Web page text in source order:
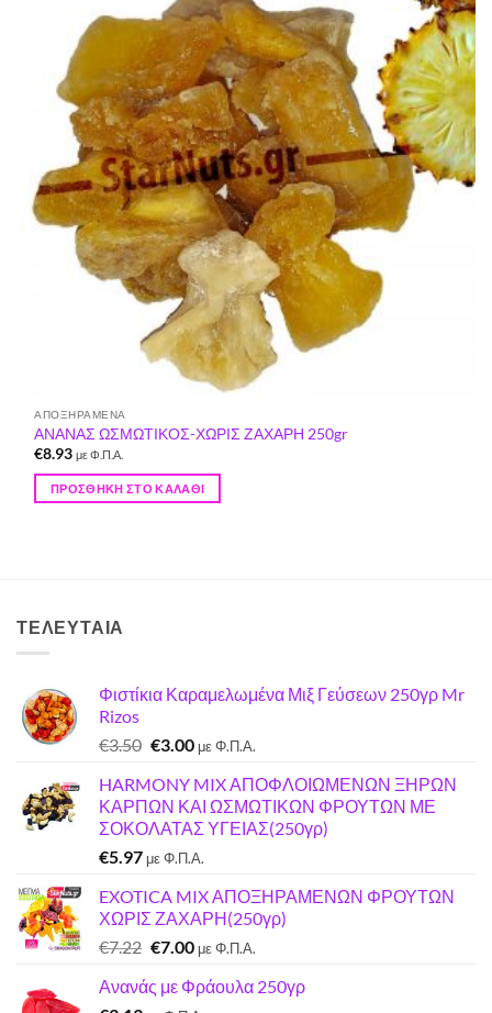
στη Λίστα
Επιθυμιών
ΑΠΟΞΗΡΑΜΈΝΑ
ΑΝΑΝΑΣ ΩΣΜΩΤΙΚΟΣ-ΧΩΡΙΣ ΖΑΧΑΡΗ 250gr
€8.93 με Φ.Π.Α.
ΠΡΟΣΘΉΚΗ ΣΤΟ ΚΑΛΆΘΙ
ΤΕΛΕΥΤΑΊΑ
Φιστίκια Καραμελωμένα Μιξ Γεύσεων 250γρ Mr
Rizos
€3.50 Original
was:
€3.50.
€3.00Η
τιμή
είναι:
€3.00.
με Φ.Π.Α.
HARMONY MIX ΑΠΟΦΛΟΙΩΜΕΝΩΝ ΞΗΡΩΝ
ΚΑΡΠΩΝ ΚΑΙ ΩΣΜΩΤΙΚΩΝ ΦΡΟΥΤΩΝ ΜΕ
ΣΟΚΟΛΑΤΑΣ ΥΓΕΙΑΣ(250γρ)
€5.97 με Φ.Π.Α.
EXOTICA MIX ΑΠΟΞΗΡΑΜΕΝΩΝ ΦΡΟΥΤΩΝ
ΧΩΡΙΣ ΖΑΧΑΡΗ(250γρ)
€7.22 Original
was:
€7.00Η
τιμή
με Φ.Π.Α.
Ανανάς με Φράουλα 250γρ